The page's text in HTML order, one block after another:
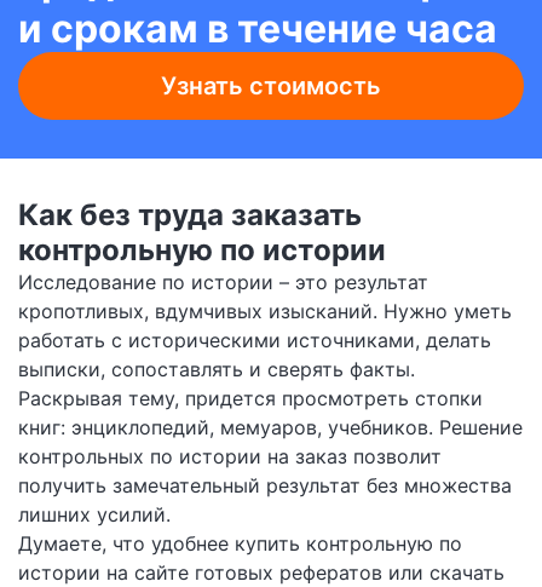
и срокам в течение часа
Узнать стоимость
Как без труда заказать
контрольную по истории
Исследование по истории – это результат
кропотливых, вдумчивых изысканий. Нужно уметь
работать с историческими источниками, делать
выписки, сопоставлять и сверять факты.
Раскрывая тему, придется просмотреть стопки
книг: энциклопедий, мемуаров, учебников. Решение
контрольных по истории на заказ позволит
получить замечательный результат без множества
лишних усилий.
Думаете, что удобнее купить контрольную по
истории на сайте готовых рефератов или скачать